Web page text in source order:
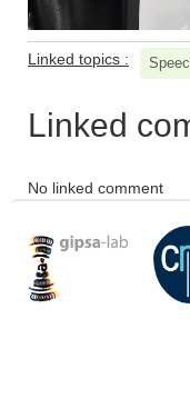
Linked topics :
Linked
No linked comment